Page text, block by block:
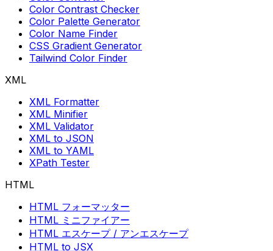
Color Contrast Checker
Color Palette Generator
Color Name Finder
CSS Gradient Generator
Tailwind Color Finder
XML
XML Formatter
XML Minifier
XML Validator
XML to JSON
XML to YAML
XPath Tester
HTML
HTML フォーマッター
HTML ミニファイアー
HTML エスケープ / アンエスケープ
HTML to JSX